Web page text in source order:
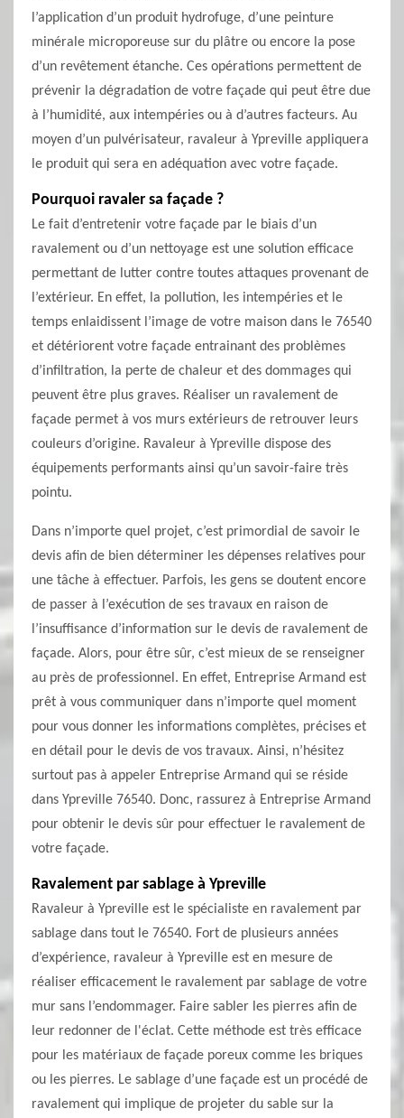
l’application d’un produit hydrofuge, d’une peinture
minérale microporeuse sur du plâtre ou encore la pose
d’un revêtement étanche. Ces opérations permettent de
prévenir la dégradation de votre façade qui peut être due
à l’humidité, aux intempéries ou à d’autres facteurs. Au
moyen d’un pulvérisateur, ravaleur à Ypreville appliquera
le produit qui sera en adéquation avec votre façade.
Pourquoi ravaler sa façade ?
Le fait d’entretenir votre façade par le biais d’un
ravalement ou d’un nettoyage est une solution efficace
permettant de lutter contre toutes attaques provenant de
l’extérieur. En effet, la pollution, les intempéries et le
temps enlaidissent l’image de votre maison dans le 76540
et détériorent votre façade entrainant des problèmes
d’infiltration, la perte de chaleur et des dommages qui
peuvent être plus graves. Réaliser un ravalement de
façade permet à vos murs extérieurs de retrouver leurs
couleurs d’origine. Ravaleur à Ypreville dispose des
équipements performants ainsi qu’un savoir-faire très
pointu.
Dans n’importe quel projet, c’est primordial de savoir le
devis afin de bien déterminer les dépenses relatives pour
une tâche à effectuer. Parfois, les gens se doutent encore
de passer à l’exécution de ses travaux en raison de
l’insuffisance d’information sur le devis de ravalement de
façade. Alors, pour être sûr, c’est mieux de se renseigner
au près de professionnel. En effet, Entreprise Armand est
prêt à vous communiquer dans n’importe quel moment
pour vous donner les informations complètes, précises et
en détail pour le devis de vos travaux. Ainsi, n’hésitez
surtout pas à appeler Entreprise Armand qui se réside
dans Ypreville 76540. Donc, rassurez à Entreprise Armand
pour obtenir le devis sûr pour effectuer le ravalement de
votre façade.
Ravalement par sablage à Ypreville
Ravaleur à Ypreville est le spécialiste en ravalement par
sablage dans tout le 76540. Fort de plusieurs années
d’expérience, ravaleur à Ypreville est en mesure de
réaliser efficacement le ravalement par sablage de votre
mur sans l’endommager. Faire sabler les pierres afin de
leur redonner de l'éclat. Cette méthode est très efficace
pour les matériaux de façade poreux comme les briques
ou les pierres. Le sablage d’une façade est un procédé de
ravalement qui implique de projeter du sable sur la